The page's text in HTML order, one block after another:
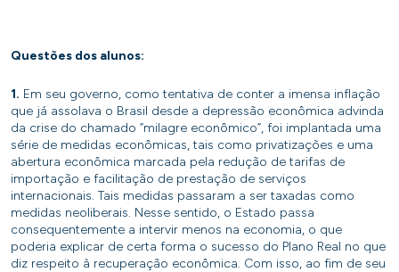
Questões dos alunos:
1. Em seu governo, como tentativa de conter a imensa inflação
que já assolava o Brasil desde a depressão econômica advinda
da crise do chamado “milagre econômico”, foi implantada uma
série de medidas econômicas, tais como privatizações e uma
abertura econômica marcada pela redução de tarifas de
importação e facilitação de prestação de serviços
internacionais. Tais medidas passaram a ser taxadas como
medidas neoliberais. Nesse sentido, o Estado passa
consequentemente a intervir menos na economia, o que
poderia explicar de certa forma o sucesso do Plano Real no que
diz respeito à recuperação econômica. Com isso, ao fim de seu